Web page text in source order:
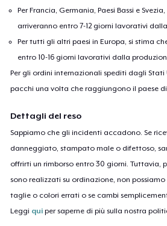
Per Francia, Germania, Paesi Bassi e
arriveranno entro 7-12 giorni lavorativi
Per tutti gli altri paesi in Europa, si stima
entro 10-16 giorni lavorativi dalla
Per gli ordini internazionali spediti dagli
pacchi una volta che raggiungono il paese
Dettagli del reso
Sappiamo che gli incidenti accadono. Se
danneggiato, stampato male o difettoso,
offrirti un rimborso entro 30 giorni. Tuttavia,
sono realizzati su ordinazione, non
taglie o colori errati o se cambi
Leggi qui per saperne di più sulla nostra